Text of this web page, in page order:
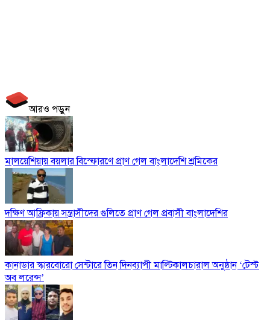
আরও পড়ুন
মালয়েশিয়ায় বয়লার বিস্ফোরণে প্রাণ গেল বাংলাদেশি শ্রমিকের
দক্ষিণ আফ্রিকায় সন্ত্রাসীদের গুলিতে প্রাণ গেল প্রবাসী বাংলাদেশির
কানাডার স্কারবোরো সেন্টারে তিন দিনব্যাপী মাল্টিকালচারাল অনুষ্ঠান ‘টেস্ট
অব লরেন্স’